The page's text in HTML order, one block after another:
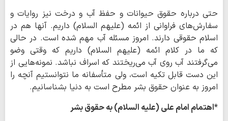
حتی درباره حقوق حیوانات و حفظ آب و درخت نیز روایات و
سفارش‌های فراوانی از ائمه (علیهم السلام) داریم. آنها هم در
اسلام حقوقی دارند. امروز مسئله آب مهم شده است. در حالی
که ما در کلام ائمه (علیهم السلام) داریم که وقتی وضو
می‌گرفتند آب روی آب می‌ریختند که اسراف نباشد. نمونه‌هایی از
این دست قابل تکیه است، ولی متأسفانه ما نتوانستیم آنچه را
امروز به عنوان حقوق بشر مطرح است به دنیا بشناسانیم.
*اهتمام امام علی (علیه السلام) به حقوق بشر